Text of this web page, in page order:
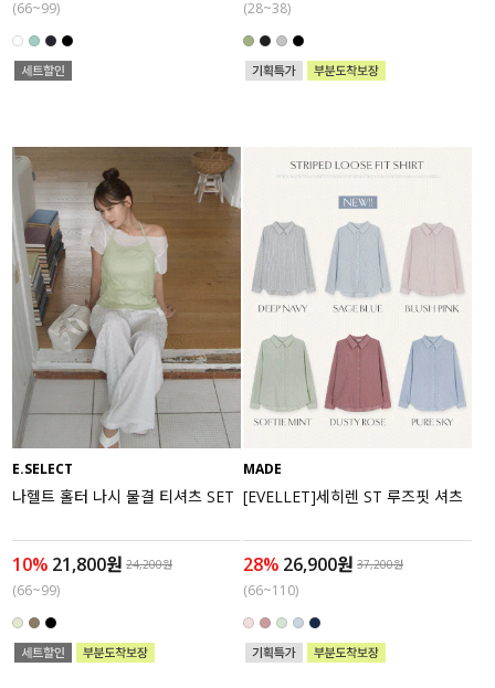
(66~99) (28~38)
E.SELECT
나헬트 홀터 나시 물결 티셔츠 SET
10% 21,800원 24,200원
(66~99)
MADE
[EVELLET]세히렌 ST 루즈핏 셔츠
28% 26,900원 37,200원
(66~110)